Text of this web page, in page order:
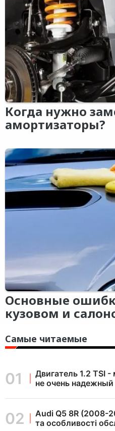
Когда нужно
амортизаторы?
Основные
кузовом и
Самые читаемые
Двигатель 1.2 TSI
не очень надежный
Audi Q5 8R (2008-
та особливості